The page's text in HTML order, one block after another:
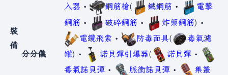
裝
備
分分儀
入器 • 鋼筋槍( 鐵鋼筋 •
電擊
鋼筋 • 破碎鋼筋 • 炸藥鋼筋) •
電纜飛索 • 防毒面具(
毒氣濾
罐) • 諾貝彈引爆器( 諾貝彈 •
毒氣諾貝彈 • 脈衝諾貝彈 •
集叢